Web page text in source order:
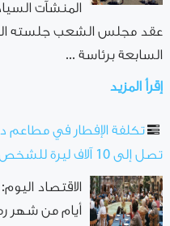
المنشآت
عقد مجلس الشعب جلسته
السابعة برئاسة ...
إقرأ المزيد
تكلفة الإفطار في
تصل إلى 10 آلاف ليرة للشخص!
الاقتصاد
أيام من شهر